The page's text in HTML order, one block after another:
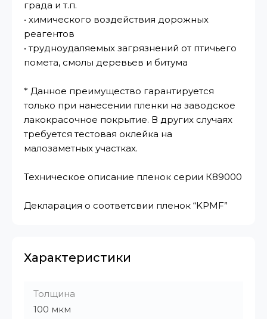
града и т.п.
• химического воздействия дорожных
реагентов
• трудноудаляемых загрязнений от птичьего
помета, смолы деревьев и битума
* Данное преимущество гарантируется
только при нанесении пленки на заводское
лакокрасочное покрытие. В других случаях
требуется тестовая оклейка на
малозаметных участках.
Техническое описание пленок серии К89000
Декларация о соответсвии пленок “KPMF”
Характеристики
Толщина
100 мкм